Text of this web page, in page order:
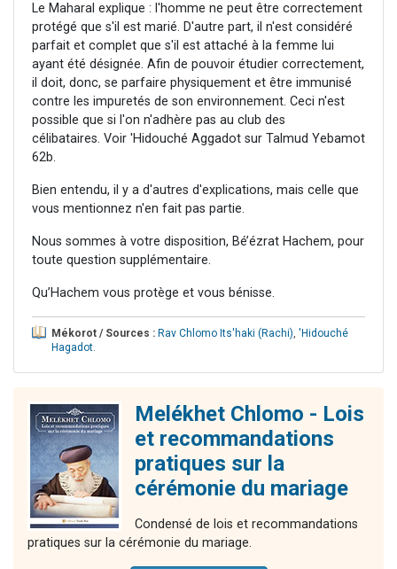
Le Maharal explique : l'homme ne peut être correctement
protégé que s'il est marié. D'autre part, il n'est considéré
parfait et complet que s'il est attaché à la femme lui
ayant été désignée. Afin de pouvoir étudier correctement,
il doit, donc, se parfaire physiquement et être immunisé
contre les impuretés de son environnement. Ceci n'est
possible que si l'on n'adhère pas au club des
célibataires. Voir 'Hidouché Aggadot sur Talmud Yebamot
62b.
Bien entendu, il y a d'autres d'explications, mais celle que
vous mentionnez n'en fait pas partie.
Nous sommes à votre disposition, Bé’ézrat Hachem, pour
toute question supplémentaire.
Qu’Hachem vous protège et vous bénisse.
Mékorot / Sources : Rav Chlomo Its'haki (Rachi), 'Hidouché
Hagadot.
Melékhet Chlomo - Lois
et recommandations
pratiques sur la
cérémonie du mariage
Condensé de lois et recommandations
pratiques sur la cérémonie du mariage.